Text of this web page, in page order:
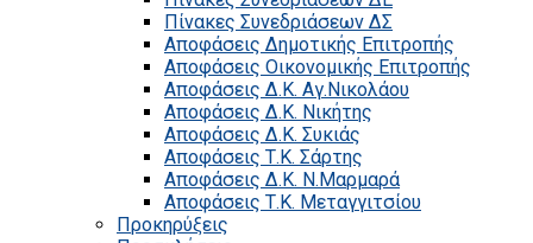
Πίνακες Συνεδριάσεων ΔΣ
Αποφάσεις Δημοτικής Επιτροπής
Αποφάσεις Οικονομικής Επιτροπής
Αποφάσεις Δ.Κ. Αγ.Νικολάου
Αποφάσεις Δ.Κ. Νικήτης
Αποφάσεις Δ.Κ. Συκιάς
Αποφάσεις Τ.Κ. Σάρτης
Αποφάσεις Δ.Κ. Ν.Μαρμαρά
Αποφάσεις Τ.Κ. Μεταγγιτσίου
Προκηρύξεις